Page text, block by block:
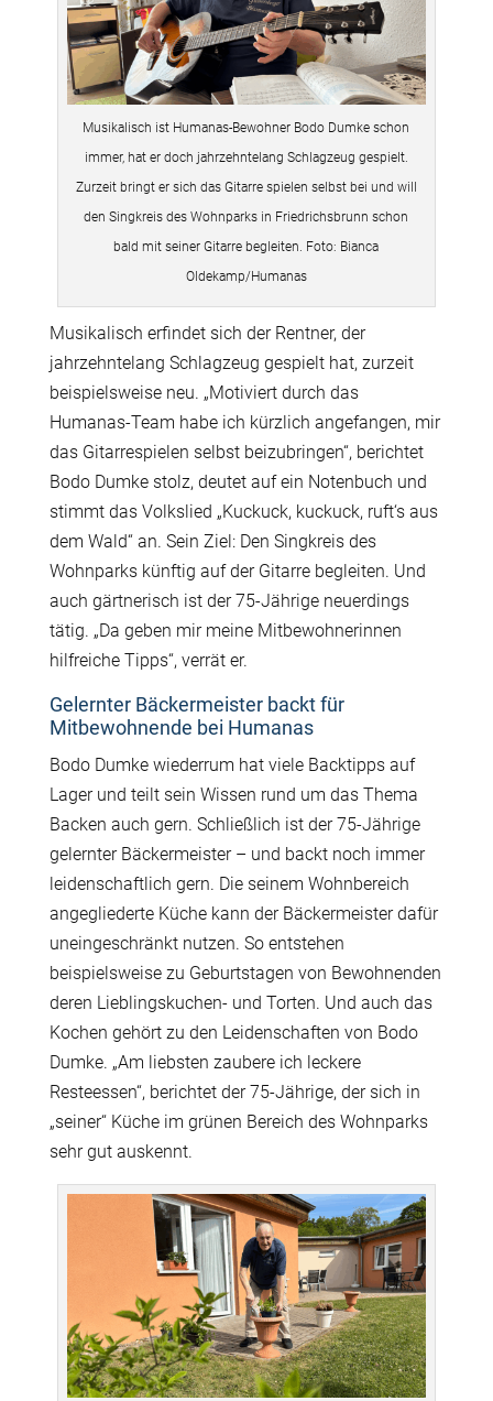
Musikalisch ist Humanas-Bewohner Bodo Dumke schon
immer, hat er doch jahrzehntelang Schlagzeug gespielt.
Zurzeit bringt er sich das Gitarre spielen selbst bei und will
den Singkreis des Wohnparks in Friedrichsbrunn schon
bald mit seiner Gitarre begleiten. Foto: Bianca
Oldekamp/Humanas
Musikalisch erfindet sich der Rentner, der
jahrzehntelang Schlagzeug gespielt hat, zurzeit
beispielsweise neu. „Motiviert durch das
Humanas-Team habe ich kürzlich angefangen, mir
das Gitarrespielen selbst beizubringen“, berichtet
Bodo Dumke stolz, deutet auf ein Notenbuch und
stimmt das Volkslied „Kuckuck, kuckuck, ruft‘s aus
dem Wald“ an. Sein Ziel: Den Singkreis des
Wohnparks künftig auf der Gitarre begleiten. Und
auch gärtnerisch ist der 75-Jährige neuerdings
tätig. „Da geben mir meine Mitbewohnerinnen
hilfreiche Tipps“, verrät er.
Gelernter Bäckermeister backt für
Mitbewohnende bei Humanas
Bodo Dumke wiederrum hat viele Backtipps auf
Lager und teilt sein Wissen rund um das Thema
Backen auch gern. Schließlich ist der 75-Jährige
gelernter Bäckermeister – und backt noch immer
leidenschaftlich gern. Die seinem Wohnbereich
angegliederte Küche kann der Bäckermeister dafür
uneingeschränkt nutzen. So entstehen
beispielsweise zu Geburtstagen von Bewohnenden
deren Lieblingskuchen- und Torten. Und auch das
Kochen gehört zu den Leidenschaften von Bodo
Dumke. „Am liebsten zaubere ich leckere
Resteessen“, berichtet der 75-Jährige, der sich in
„seiner“ Küche im grünen Bereich des Wohnparks
sehr gut auskennt.